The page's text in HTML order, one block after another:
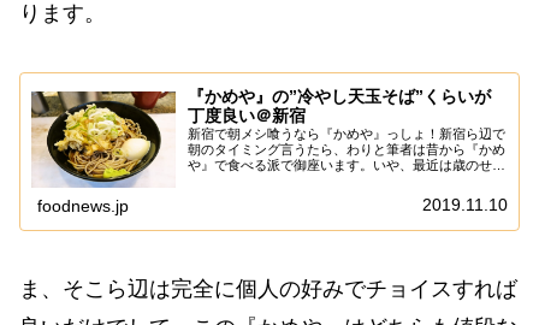
ります。
『かめや』の”冷やし天玉そば”くらいが
丁度良い＠新宿
新宿で朝メシ喰うなら『かめや』っしょ！新宿ら辺で
朝のタイミング言うたら、わりと筆者は昔から『かめ
や』で食べる派で御座います。いや、最近は歳のせい
でして、そこら辺のニーズと値段、提供スピードの
foodnews.jp 2019.11.10
ま、そこら辺は完全に個人の好みでチョイスすれば